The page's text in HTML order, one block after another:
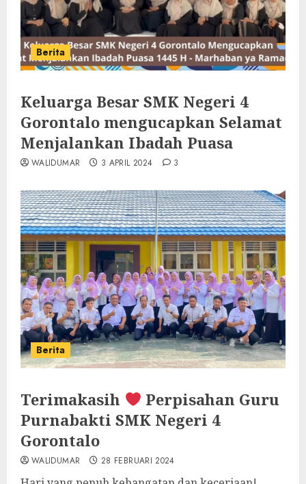
Berita
Keluarga Besar SMK Negeri 4
Gorontalo mengucapkan Selamat
Menjalankan Ibadah Puasa
WALIDUMAR 3 APRIL 2024 3
Berita
Terimakasih
Perpisahan Guru
Purnabakti SMK Negeri 4
Gorontalo
WALIDUMAR 28 FEBRUARI 2024